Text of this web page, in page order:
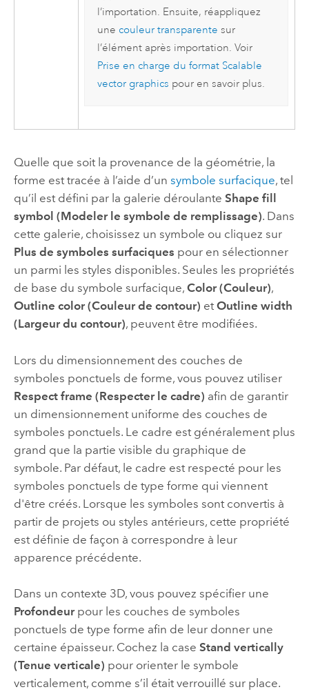
l’importation. Ensuite, réappliquez
une couleur transparente sur
l’élément après importation. Voir
Prise en charge du format Scalable
vector graphics pour en savoir plus.
Quelle que soit la provenance de la géométrie, la
forme est tracée à l’aide d’un symbole surfacique, tel
qu’il est défini par la galerie déroulante Shape fill
symbol (Modeler le symbole de remplissage). Dans
cette galerie, choisissez un symbole ou cliquez sur
Plus de symboles surfaciques pour en sélectionner
un parmi les styles disponibles. Seules les propriétés
de base du symbole surfacique, Color (Couleur),
Outline color (Couleur de contour) et Outline width
(Largeur du contour), peuvent être modifiées.
Lors du dimensionnement des couches de
symboles ponctuels de forme, vous pouvez utiliser
Respect frame (Respecter le cadre) afin de garantir
un dimensionnement uniforme des couches de
symboles ponctuels. Le cadre est généralement plus
grand que la partie visible du graphique de
symbole. Par défaut, le cadre est respecté pour les
symboles ponctuels de type forme qui viennent
d'être créés. Lorsque les symboles sont convertis à
partir de projets ou styles antérieurs, cette propriété
est définie de façon à correspondre à leur
apparence précédente.
Dans un contexte 3D, vous pouvez spécifier une
Profondeurpour les couches de symboles
ponctuels de type forme afin de leur donner une
certaine épaisseur. Cochez la case Stand vertically
(Tenue verticale) pour orienter le symbole
verticalement, comme s’il était verrouillé sur place.